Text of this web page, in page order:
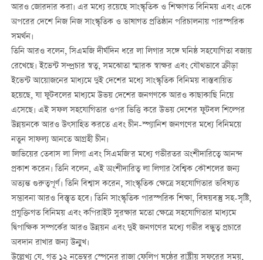
আরও জোরদার করা। এর মধ্যে রয়েছে সাংস্কৃতিক ও শিক্ষাগত বিনিময় এবং একে
অপরের দেশে নিজ নিজ সাংস্কৃতিক ও ভাষাগত প্রতিষ্ঠান পরিচালনায় পারস্পরিক
সমর্থন।
তিনি আরও বলেন, সিএমজি দীর্ঘদিন ধরে লা লিগার সঙ্গে ঘনিষ্ঠ সহযোগিতা বজায়
রেখেছে। ইভেন্ট সম্প্রচার স্বত্ব, সমঝোতা স্মারক স্বাক্ষর এবং যৌথভাবে ক্রীড়া
ইভেন্ট আয়োজনের মাধ্যমে দুই দেশের মধ্যে সাংস্কৃতিক বিনিময় বাস্তবায়িত
হয়েছে, যা ফুটবলের মাধ্যমে উভয় দেশের জনগণকে আরও কাছাকাছি নিয়ে
এসেছে। এই সফল সহযোগিতার ওপর ভিত্তি করে উভয় দেশের ফুটবল শিল্পের
উন্নয়নকে আরও উৎসাহিত করতে এবং চীন-স্প্যানিশ জনগণের মধ্যে বিনিময়ে
নতুন সাফল্য আনতে আগ্রহী চীন।
জাভিয়ের তেবাস লা লিগা এবং সিএমজি'র মধ্যে গভীরতর অংশীদারিত্বে আনন্দ
প্রকাশ করেন। তিনি বলেন, এই অংশীদারিত্ব লা লিগার বৈশ্বিক কৌশলের জন্য
অত্যন্ত গুরুত্বপূর্ণ। তিনি বিশ্বাস করেন, সাংস্কৃতিক ক্ষেত্রে সহযোগিতার ভবিষ্যত
সম্ভাবনা আরও বিস্তৃত হবে। তিনি সাংস্কৃতিক পারস্পরিক শিক্ষা, বিষয়বস্তু সহ-সৃষ্টি,
প্রযুক্তিগত বিনিময় এবং কপিরাইট সুরক্ষার মতো ক্ষেত্রে সহযোগিতার মাধ্যমে
দ্বিপাক্ষিক সম্পর্কের আরও উন্নয়ন এবং দুই জনগণের মধ্যে গভীর বন্ধুত্ব প্রচারে
অবদান রাখার জন্য উন্মুখ।